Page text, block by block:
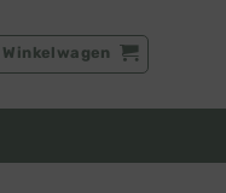
Winkelwagen